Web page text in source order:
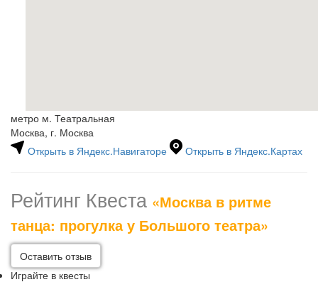
метро м. Театральная
Москва, г. Москва
Открыть в Яндекс.Навигаторе
Открыть в Яндекс.Картах
Рейтинг Квеста «Москва в ритме
танца: прогулка у Большого театра»
Оставить отзыв
Играйте в квесты